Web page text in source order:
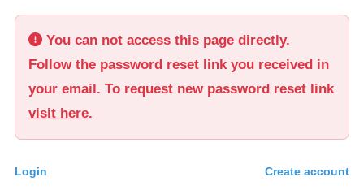
You can not access this page directly.
Follow the password reset link you received in
your email. To request new password reset link
visit here.
Login Create account